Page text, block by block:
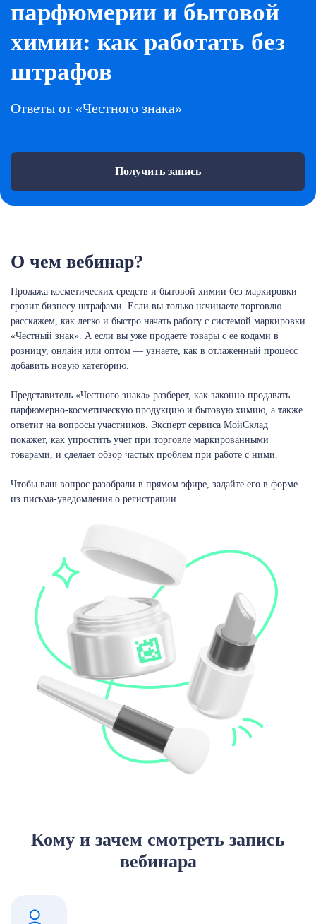
парфюмерии и бытовой
химии: как работать без
штрафов
Ответы от «Честного знака»
Получить запись
О чем вебинар?
Продажа косметических средств и бытовой химии без маркировки
грозит бизнесу штрафами. Если вы только начинаете торговлю —
расскажем, как легко и быстро начать работу с системой маркировки
«Честный знак». А если вы уже продаете товары с ее кодами в
розницу, онлайн или оптом — узнаете, как в отлаженный процесс
добавить новую категорию.
Представитель «Честного знака» разберет, как законно продавать
парфюмерно-косметическую продукцию и бытовую химию, а также
ответит на вопросы участников. Эксперт сервиса МойСклад
покажет, как упростить учет при торговле маркированными
товарами, и сделает обзор частых проблем при работе с ними.
Чтобы ваш вопрос разобрали в прямом эфире, задайте его в форме
из письма-уведомления о регистрации.
Кому и зачем смотреть запись
вебинара